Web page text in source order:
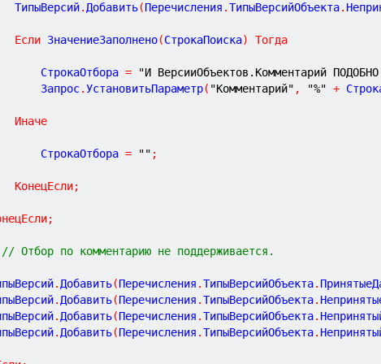
			ТипыВерсий
. Добавить(Перечисления .ТипыВерсийОбъекта.
Если ЗначениеЗаполнено(СтрокаПоиска) Тогда
				СтрокаОтбора
= "И ВерсииОбъектов.Комментарий
				Запрос
.УстановитьПараметр( "Комментарий" , "%" +
Иначе
				СтрокаОтбора
= "" ;
КонецЕсли;
;
// Отбор по комментарию не поддерживается.
. Добавить(Перечисления .ТипыВерсийОбъекта.
. Добавить(Перечисления .ТипыВерсийОбъекта.
. Добавить(Перечисления .ТипыВерсийОбъекта.
. Добавить(Перечисления .ТипыВерсийОбъекта.